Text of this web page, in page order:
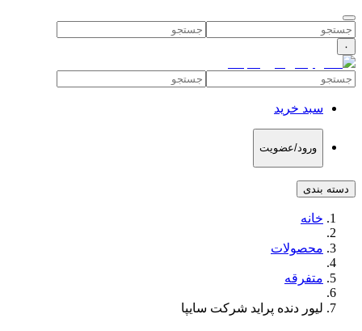
۰
سبد خرید
ورود/عضویت
دسته بندی
خانه
محصولات
متفرقه
لیور دنده پراید شرکت سایپا